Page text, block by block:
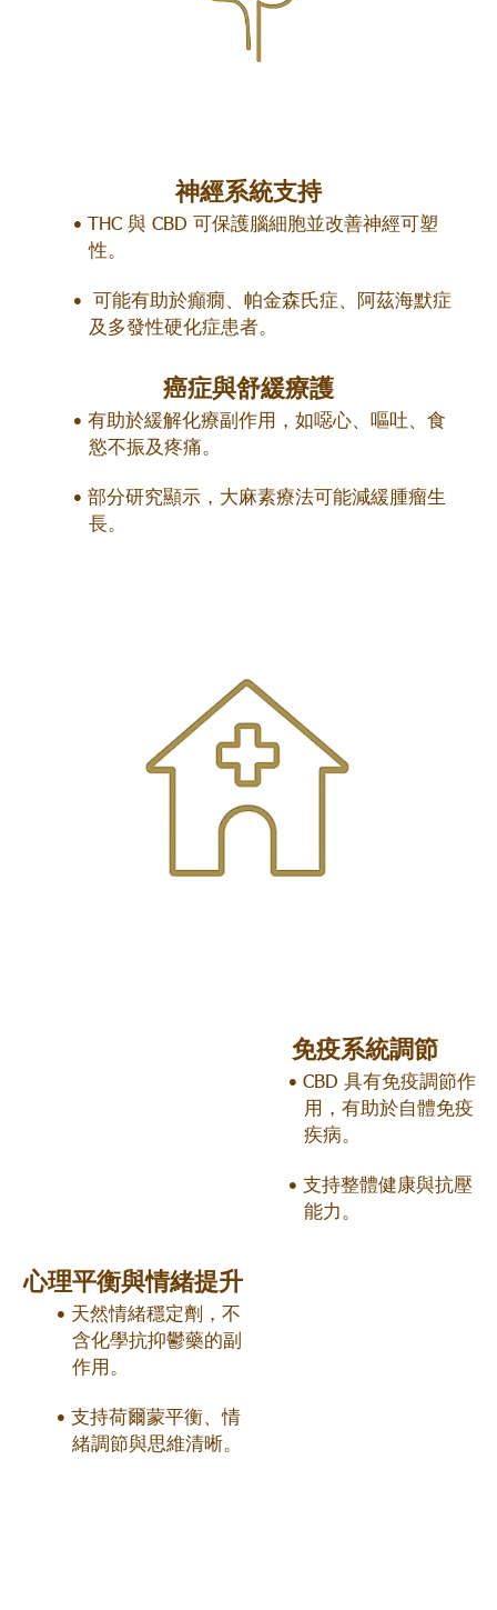
神經系統支持
THC 與 CBD 可保護腦細胞並改善神經可塑
性。
可能有助於癲癇、帕金森氏症、阿茲海默症
及多發性硬化症患者。
癌症與舒緩療護
有助於緩解化療副作用，如噁心、嘔吐、食
慾不振及疼痛。
部分研究顯示，大麻素療法可能減緩腫瘤生
長。
免疫系統調節
CBD 具有免疫調節作
用，有助於自體免疫
疾病。
支持整體健康與抗壓
能力。
心理平衡與情緒提升
天然情緒穩定劑，不
含化學抗抑鬱藥的副
作用。
支持荷爾蒙平衡、情
緒調節與思維清晰。